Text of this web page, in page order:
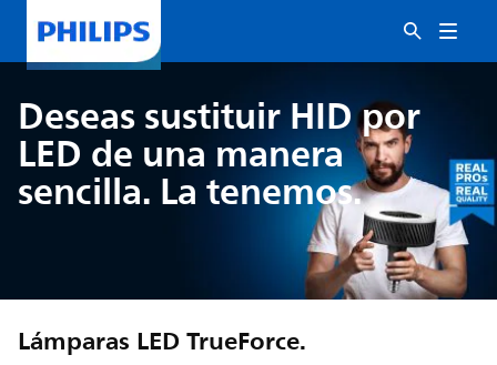
Deseas sustituir HID por
LED de una manera
sencilla. La tenemos.
Lámparas LED TrueForce.